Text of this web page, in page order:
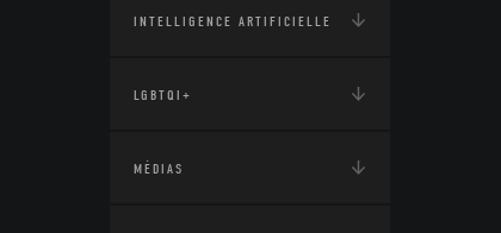
INTELLIGENCE ARTIFICIELLE
LGBTQI+
MÉDIAS